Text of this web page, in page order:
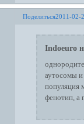
Поделиться2011-02-
Indoeuro
аутосомы
популяция
фенотип, а